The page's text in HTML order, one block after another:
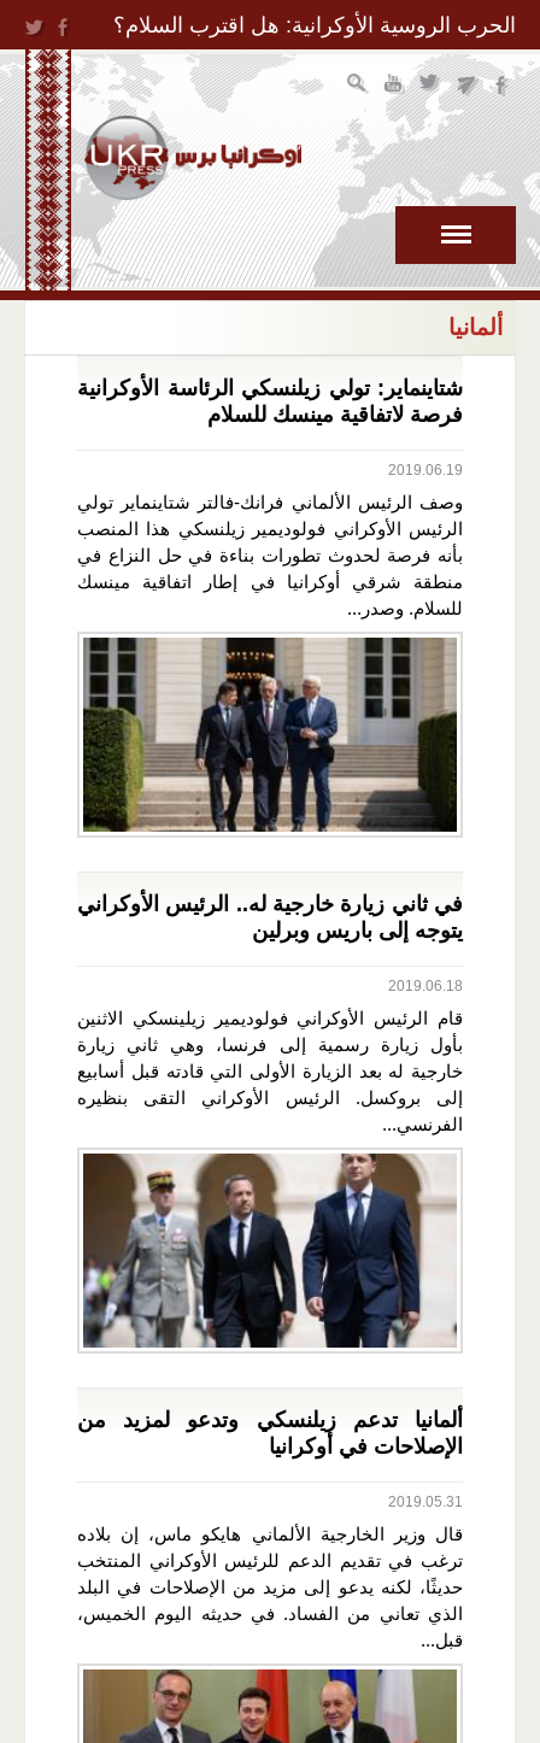
Jump to Navigation
الحرب الروسية الأوكرانية: هل اقترب السلام؟
ألمانيا
شتاينماير: تولي زيلنسكي الرئاسة الأوكرانية
فرصة لاتفاقية مينسك للسلام
2019.06.19
وصف الرئيس الألماني فرانك-فالتر شتاينماير تولي
الرئيس الأوكراني فولوديمير زيلنسكي هذا المنصب
بأنه فرصة لحدوث تطورات بناءة في حل النزاع في
منطقة شرقي أوكرانيا في إطار اتفاقية مينسك
للسلام. وصدر...
في ثاني زيارة خارجية له.. الرئيس الأوكراني
يتوجه إلى باريس وبرلين
2019.06.18
قام الرئيس الأوكراني فولوديمير زيلينسكي الاثنين
بأول زيارة رسمية إلى فرنسا، وهي ثاني زيارة
خارجية له بعد الزيارة الأولى التي قادته قبل أسابيع
إلى بروكسل. الرئيس الأوكراني التقى بنظيره
الفرنسي...
ألمانيا تدعم زيلنسكي وتدعو لمزيد من
الإصلاحات في أوكرانيا
2019.05.31
قال وزير الخارجية الألماني هايكو ماس، إن بلاده
ترغب في تقديم الدعم للرئيس الأوكراني المنتخب
حديثًا، لكنه يدعو إلى مزيد من الإصلاحات في البلد
الذي تعاني من الفساد. في حديثه اليوم الخميس،
قبل...